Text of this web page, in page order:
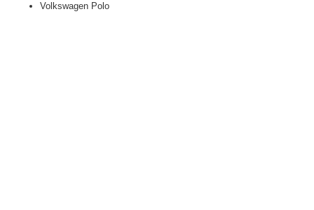
Volkswagen Polo